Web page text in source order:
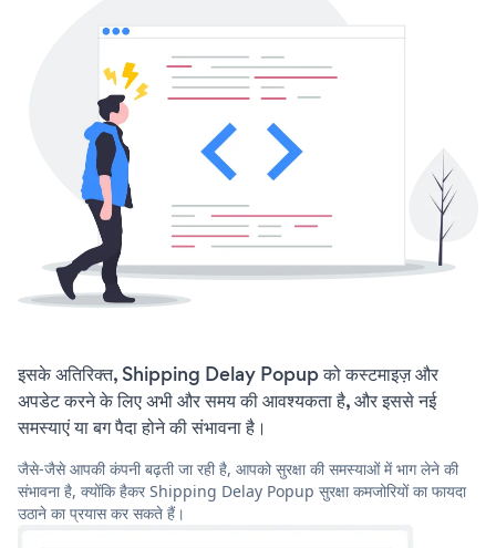
इसके अतिरिक्त, Shipping Delay Popup को कस्टमाइज़ और
अपडेट करने के लिए अभी और समय की आवश्यकता है, और इससे नई
समस्याएं या बग पैदा होने की संभावना है।
जैसे-जैसे आपकी कंपनी बढ़ती जा रही है, आपको सुरक्षा की समस्याओं में भाग लेने की
संभावना है, क्योंकि हैकर Shipping Delay Popup सुरक्षा कमजोरियों का फायदा
उठाने का प्रयास कर सकते हैं।